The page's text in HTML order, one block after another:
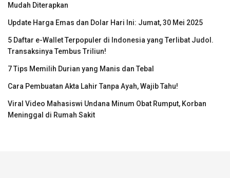
Mudah Diterapkan
Update Harga Emas dan Dolar Hari Ini: Jumat, 30 Mei 2025
5 Daftar e-Wallet Terpopuler di Indonesia yang Terlibat Judol.
Transaksinya Tembus Triliun!
7 Tips Memilih Durian yang Manis dan Tebal
Cara Pembuatan Akta Lahir Tanpa Ayah, Wajib Tahu!
Viral Video Mahasiswi Undana Minum Obat Rumput, Korban
Meninggal di Rumah Sakit